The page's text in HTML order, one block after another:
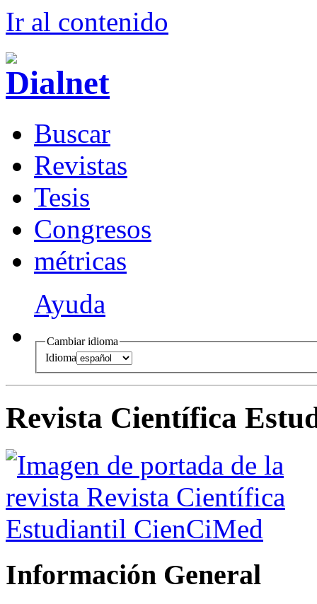
Ir al contenido
Buscar
Revistas
Tesis
Congresos
métricas
Ayuda
Cambiar idioma
Idioma
Revista Científica
Información General